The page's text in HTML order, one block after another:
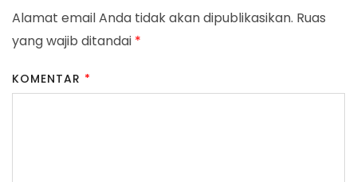
Alamat email Anda tidak akan dipublikasikan. Ruas
yang wajib ditandai *
KOMENTAR *